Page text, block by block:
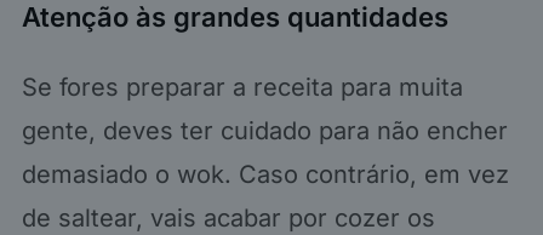
Atenção às grandes quantidades
Se fores preparar a receita para muita
gente, deves ter cuidado para não encher
demasiado o wok. Caso contrário, em vez
de saltear, vais acabar por cozer os